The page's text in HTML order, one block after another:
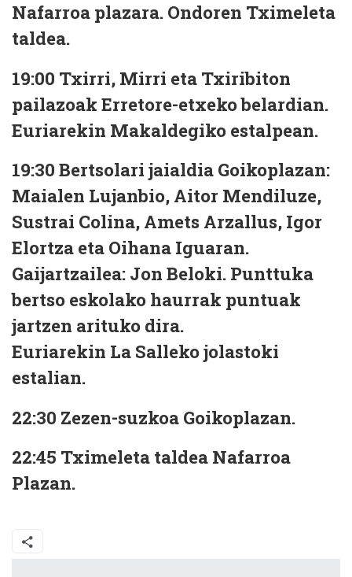
Nafarroa plazara. Ondoren Tximeleta
taldea.
19:00 Txirri, Mirri eta Txiribiton
pailazoak Erretore-etxeko belardian.
Euriarekin Makaldegiko estalpean.
19:30 Bertsolari jaialdia Goikoplazan:
Maialen Lujanbio, Aitor Mendiluze,
Sustrai Colina, Amets Arzallus, Igor
Elortza eta Oihana Iguaran.
Gaijartzailea: Jon Beloki. Punttuka
bertso eskolako haurrak puntuak
jartzen arituko dira.
Euriarekin La Salleko jolastoki
estalian.
22:30 Zezen-suzkoa Goikoplazan.
22:45 Tximeleta taldea Nafarroa
Plazan.